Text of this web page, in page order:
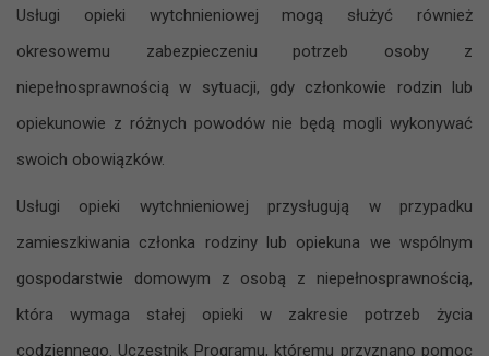
Usługi opieki wytchnieniowej mogą służyć również
okresowemu zabezpieczeniu potrzeb osoby z
niepełnosprawnością w sytuacji, gdy członkowie rodzin lub
opiekunowie z różnych powodów nie będą mogli wykonywać
swoich obowiązków.
Usługi opieki wytchnieniowej przysługują w przypadku
zamieszkiwania członka rodziny lub opiekuna we wspólnym
gospodarstwie domowym z osobą z niepełnosprawnością,
która wymaga stałej opieki w zakresie potrzeb życia
codziennego. Uczestnik Programu, któremu przyznano pomoc